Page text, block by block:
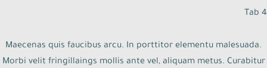
Tab 4
Maecenas quis faucibus arcu. In porttitor elementu malesuada.
Morbi velit fringillaings mollis ante vel, aliquam metus. Curabitur